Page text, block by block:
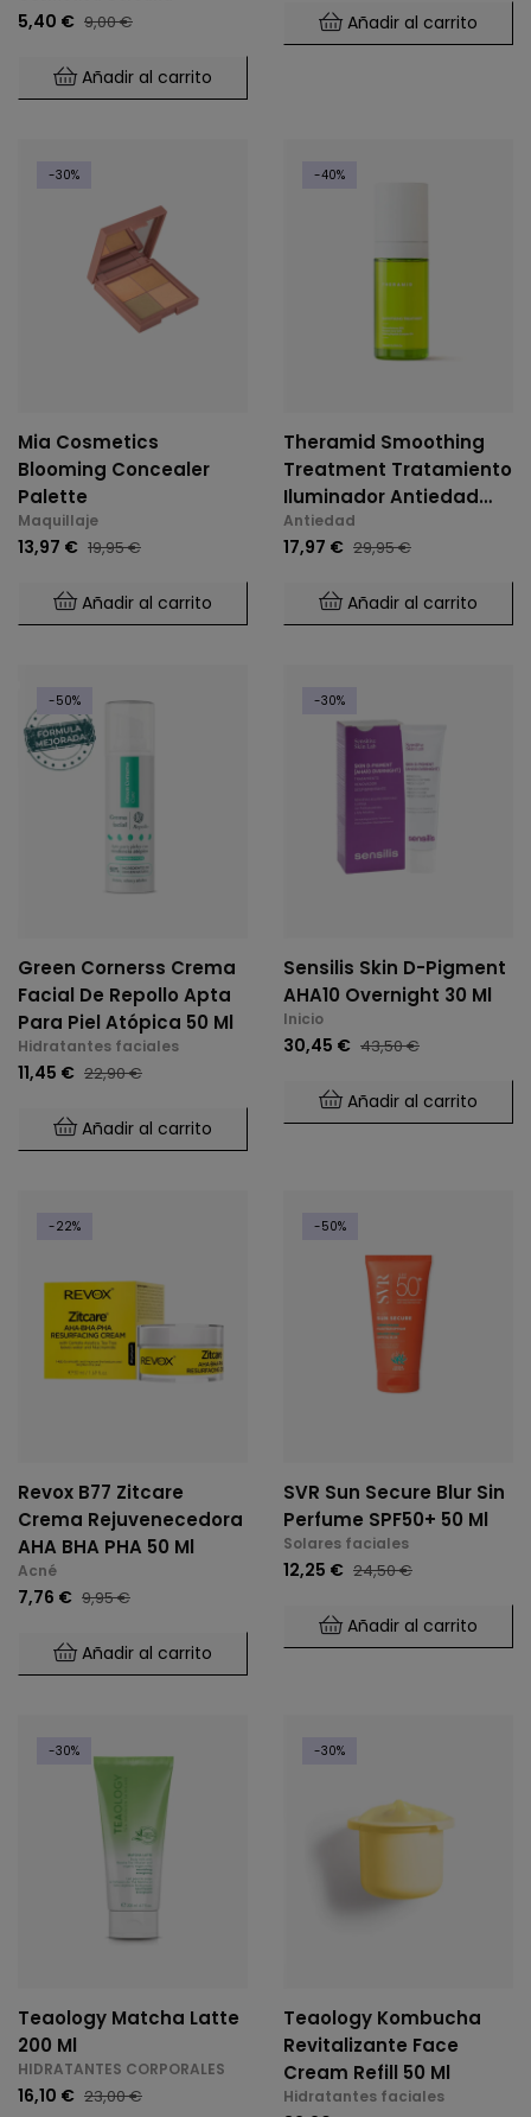
5,40 € 9,00 €
Añadir al carrito
Añadir al carrito
-30%
Mia Cosmetics
Blooming Concealer
Palette
Maquillaje
13,97 € 19,95 €
Añadir al carrito
-40%
Theramid Smoothing
Treatment Tratamiento
Iluminador Antiedad
Con Ácidos Suaves 30
Ml
Antiedad
17,97 € 29,95 €
Añadir al carrito
-50%
Green Cornerss Crema
Facial De Repollo Apta
Para Piel Atópica 50 Ml
Hidratantes faciales
11,45 € 22,90 €
Añadir al carrito
-30%
Sensilis Skin D-Pigment
AHA10 Overnight 30 Ml
Inicio
30,45 € 43,50 €
Añadir al carrito
-22%
Revox B77 Zitcare
Crema Rejuvenecedora
AHA BHA PHA 50 Ml
Acné
7,76 € 9,95 €
Añadir al carrito
-50%
SVR Sun Secure Blur Sin
Perfume SPF50+ 50 Ml
Solares faciales
12,25 € 24,50 €
Añadir al carrito
-30%
Teaology Matcha Latte
200 Ml
HIDRATANTES CORPORALES
16,10 € 23,00 €
-30%
Teaology Kombucha
Revitalizante Face
Cream Refill 50 Ml
Hidratantes faciales